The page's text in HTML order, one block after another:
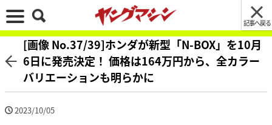
記事へ戻る
[画像 No.37/39]ホンダが新型「N-BOX」を10月
6日に発売決定！ 価格は164万円から、全カラー
バリエーションも明らかに
2023/10/05